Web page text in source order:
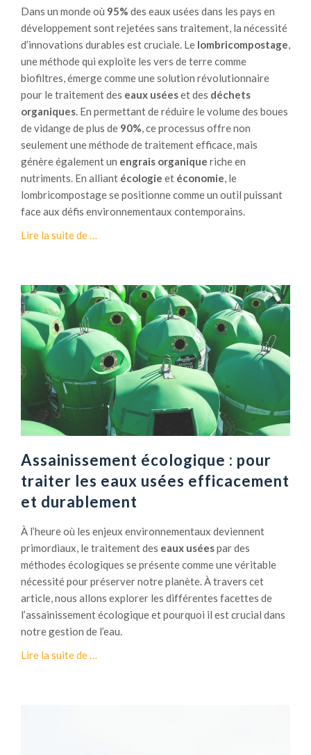
d
e
s
s
o
l
s
p
a
r
l
e
s
y
o
c
a
r
b
u
e
u
e
d
y
e
é
r
m
è
t
e
d
e
é
c
é
e
Dans un monde où 95% des eaux usées dans les pays en
développement sont rejetées sans traitement, la nécessité
d’innovations durables est cruciale. Le lombricompostage,
une méthode qui exploite les vers de terre comme
biofiltres, émerge comme une solution révolutionnaire
pour le traitement des eaux uséeset des déchets
organiques. En permettant de réduire le volume des boues
de vidange de plus de 90%, ce processus offre non
seulement une méthode de traitement efficace, mais
génère également un engrais organique riche en
nutriments. En alliant écologie et économie, le
lombricompostage se positionne comme un outil puissant
face aux défis environnementaux contemporains.
Lire la suite de
o
p
s
I
n
n
a
i
o
n
t
r
a
i
t
e
m
…
Assainissement écologique : pour
traiter les eaux usées efficacement
et durablement
À l’heure où les enjeux environnementaux deviennent
primordiaux, le traitement des eaux uséespar des
méthodes écologiques se présente comme une véritable
nécessité pour préserver notre planète. À travers cet
article, nous allons explorer les différentes facettes de
l’assainissement écologique et pourquoi il est crucial dans
notre gestion de l’eau.
Lire la suite de…